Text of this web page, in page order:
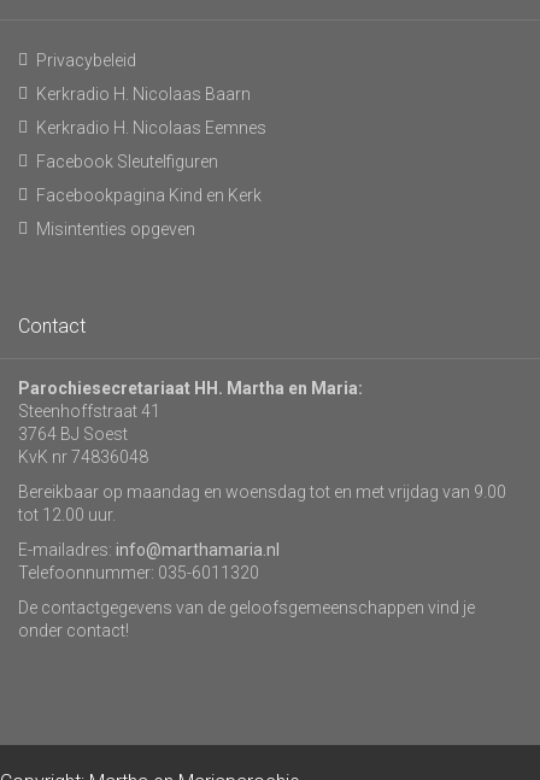
Privacybeleid
Kerkradio H. Nicolaas Baarn
Kerkradio H. Nicolaas Eemnes
Facebook Sleutelfiguren
Facebookpagina Kind en Kerk
Misintenties opgeven
Contact
Parochiesecretariaat HH. Martha en Maria:
Steenhoffstraat 41
3764 BJ Soest
KvK nr 74836048
Bereikbaar op maandag en woensdag tot en met vrijdag van 9.00
tot 12.00 uur.
E-mailadres: info@marthamaria.nl
Telefoonnummer: 035-6011320
De contactgegevens van de geloofsgemeenschappen vind je
onder contact!